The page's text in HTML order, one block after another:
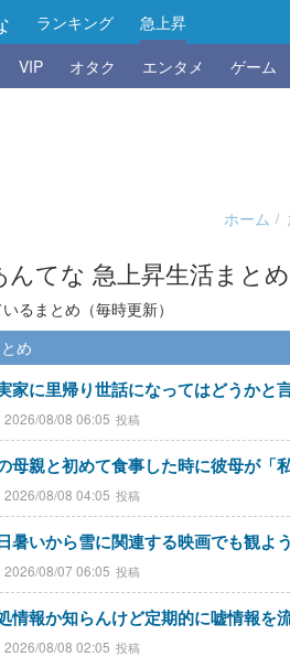
ランキング
急上昇
VIP オタク エンタメ ゲーム
ホーム
んてな 急上昇生活まとめ
るまとめ（毎時更新）
め
家に里帰り世話になってはどうかと
2026/08/08 06:05
母親と初めて食事した時に彼母が「
2026/08/08 04:05
暑いから雪に関連する映画でも観よ
2026/08/07 06:05
情報か知らんけど定期的に嘘情報を
2026/08/08 02:05